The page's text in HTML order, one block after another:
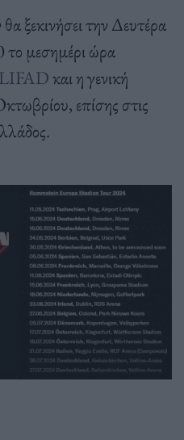
ξεκινήσει την Δευτέρα
μεσημέρι ώρα
LIFADκαι η γενική
επίσης στις